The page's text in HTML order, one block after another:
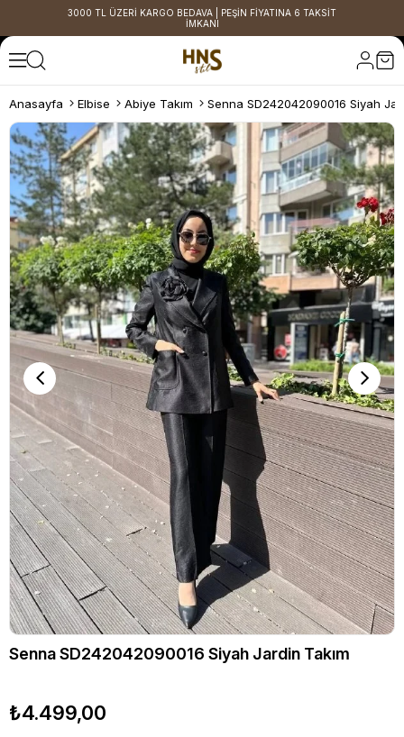
3000 TL ÜZERİ KARGO BEDAVA | PEŞİN FİYATINA 6 TAKSİT
İMKANI
Anasayfa Elbise Abiye Takım Senna SD242042090016 Siyah
Senna SD242042090016 Siyah Jardin Takım
₺4.499,00